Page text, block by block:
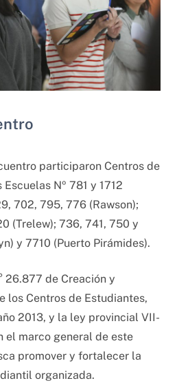
participaron Centros de
Nº 781 y 1712
702, 795, 776 (Rawson);
(Trelew); 736, 741, 750 y
y 7710 (Puerto Pirámides).
26.877 de Creación y
los Centros de Estudiantes,
2013, y la ley provincial VII-
el marco general de este
promover y fortalecer la
organizada.